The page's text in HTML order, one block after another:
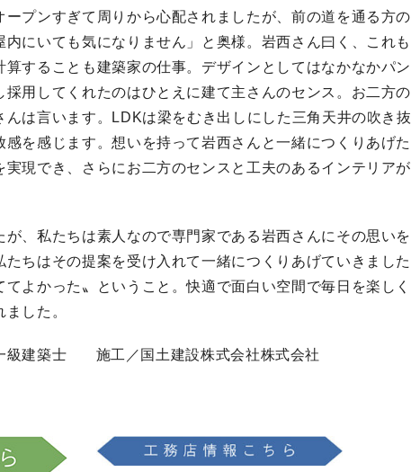
プンすぎて周りから心配されましたが、前の道を通る方
にいても気になりません」と奥様。岩西さん曰く、これ
することも建築家の仕事。デザインとしてはなかなかパ
用してくれたのはひとえに建て主さんのセンス。お二方
は言います。LDKは梁をむき出しにした三角天井の吹き
を感じます。想いを持って岩西さんと一緒につくりあげ
現でき、さらにお二方のセンスと工夫のあるインテリア
が、私たちは素人なので専門家である岩西さんにその思い
ちはその提案を受け入れて一緒につくりあげていきまし
よかった〟ということ。快適で面白い空間で毎日を楽し
した。
級建築士
施工／国土建設株式会社株式会社